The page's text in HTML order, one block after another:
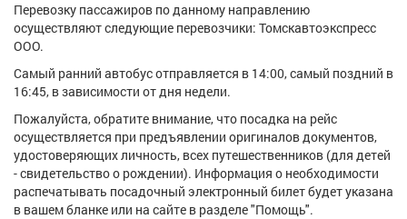
Перевозку пассажиров по данному направлению
осуществляют следующие перевозчики: Томскавтоэкспресс
ООО.
Самый ранний автобус отправляется в 14:00, самый поздний в
16:45, в зависимости от дня недели.
Пожалуйста, обратите внимание, что посадка на рейс
осуществляется при предъявлении оригиналов документов,
удостоверяющих личность, всех путешественников (для детей
- свидетельство о рождении). Информация о необходимости
распечатывать посадочный электронный билет будет указана
в вашем бланке или на сайте в разделе "Помощь".